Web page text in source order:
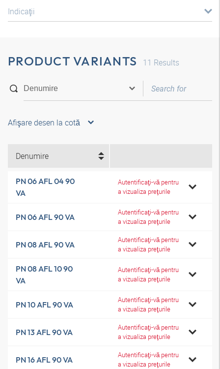
Indicaţii
PRODUCT VARIANTS 11 Results
Afişare desen la cotă
Denumire
PN 06 AFL 04 90
VA
Autentificaţi-vă pentru
a vizualiza preţurile
PN 06 AFL 90 VA
Autentificaţi-vă pentru
a vizualiza preţurile
PN 08 AFL 90 VA
Autentificaţi-vă pentru
a vizualiza preţurile
PN 08 AFL 10 90
VA
Autentificaţi-vă pentru
a vizualiza preţurile
PN 10 AFL 90 VA
Autentificaţi-vă pentru
a vizualiza preţurile
PN 13 AFL 90 VA
Autentificaţi-vă pentru
a vizualiza preţurile
PN 16 AFL 90 VA
Autentificaţi-vă pentru
a vizualiza preţurile